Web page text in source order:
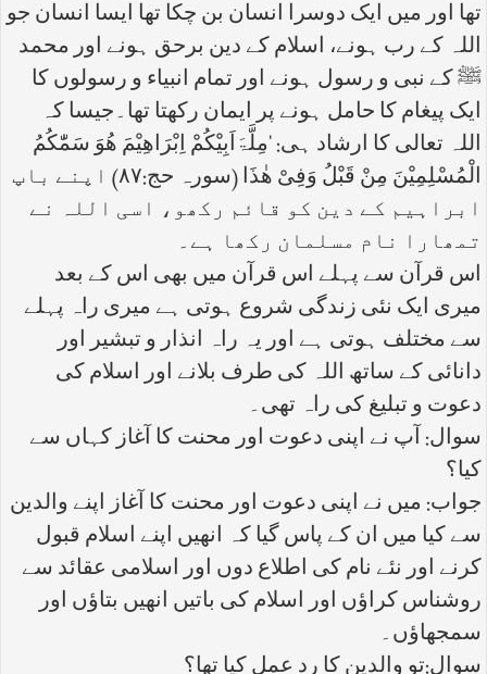
تھا اور میں ایک دوسرا انسان بن چکا تھا ایسا انسان جو
اللہ کے رب ہونے، اسلام کے دین برحق ہونے اور محمد
ﷺ کے نبی و رسول ہونے اور تمام انبیاء و رسولوں کا
ایک پیغام کا حامل ہونے پر ایمان رکھتا تھا۔جیسا کہ
اللہ تعالی کا ارشاد ہی: ‘مِلَّۃَاَبِیْکُمْ اِبْرَاھِیْمَ ھُوَ سَمّٰکُمُ
الْمُسْلِمِیْنَ مِنْ قَبْلُ وَفِیْ ھٰذَا (سورہ حج:۸۷) اپنے باپ
ابراہیم کے دین کو قائم رکھو، اسی اللہ نے
تمھارا نام مسلمان رکھا ہے۔
اس قرآن سے پہلے اس قرآن میں بھی اس کے بعد
میری ایک نئی زندگی شروع ہوتی ہے میری راہ پہلے
سے مختلف ہوتی ہے اور یہ راہ انذار و تبشیر اور
دانائی کے ساتھ اللہ کی طرف بلانے اور اسلام کی
دعوت و تبلیغ کی راہ تھی۔
سوال: آپ نے اپنی دعوت اور محنت کا آغاز کہاں سے
کیا؟
جواب: میں نے اپنی دعوت اور محنت کا آغاز اپنے والدین
سے کیا میں ان کے پاس گیا کہ انھیں اپنے اسلام قبول
کرنے اور نئے نام کی اطلاع دوں اور اسلامی عقائد سے
روشناس کراؤں اور اسلام کی باتیں انھیں بتاؤں اور
سمجھاؤں۔